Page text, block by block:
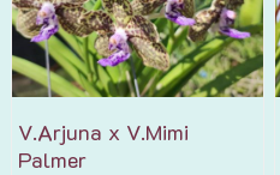
V.Arjuna x V.Mimi
Palmer